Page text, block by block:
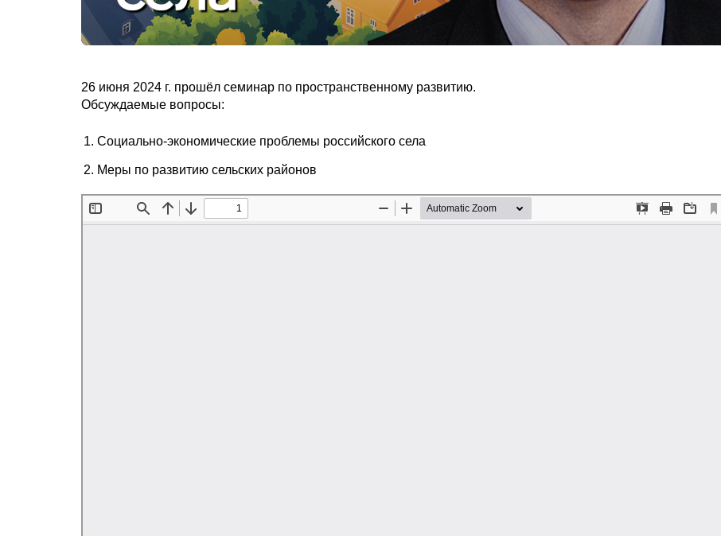
26 июня 2024 г. прошёл семинар по пространственному развитию.
Обсуждаемые вопросы:
Социально-экономические проблемы российского села
Меры по развитию сельских районов